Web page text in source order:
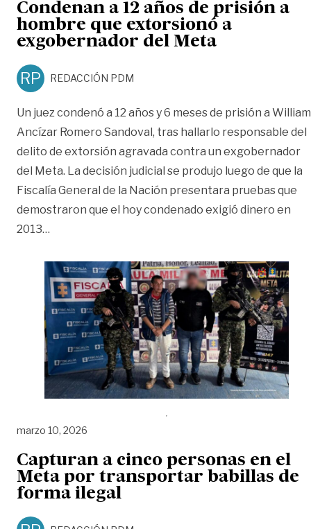
Condenan a 12 años de prisión a
hombre que extorsionó a
exgobernador del Meta
RP REDACCIÓN PDM
Un juez condenó a 12 años y 6 meses de prisión a William
Ancízar Romero Sandoval, tras hallarlo responsable del
delito de extorsión agravada contra un exgobernador
del Meta. La decisión judicial se produjo luego de que la
Fiscalía General de la Nación presentara pruebas que
demostraron que el hoy condenado exigió dinero en
2013…
marzo 10, 2026
Capturan a cinco personas en el
Meta por transportar babillas de
forma ilegal